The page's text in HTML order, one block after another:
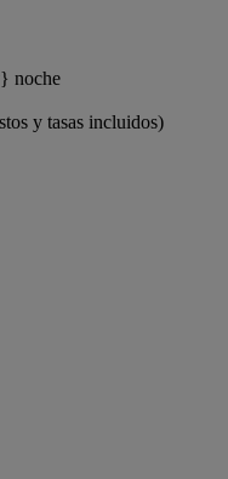
noche
y tasas incluidos)